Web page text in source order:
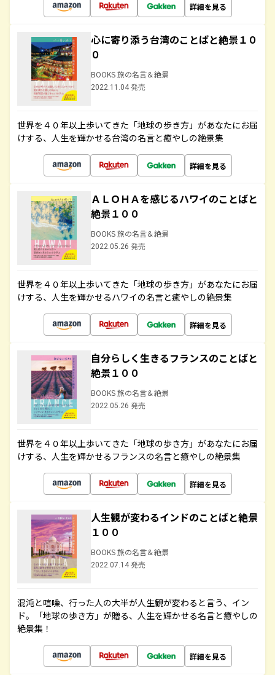
詳細を見る
心に寄り添う台湾のことばと絶景１０
０
BOOKS 旅の名言＆絶景
2022.11.04 発売
世界を４０年以上歩いてきた「地球の歩き方」があなたにお届
けする、人生を輝かせる台湾の名言と癒やしの絶景集
詳細を見る
ＡＬＯＨＡを感じるハワイのことばと
絶景１００
BOOKS 旅の名言＆絶景
2022.05.26 発売
世界を４０年以上歩いてきた「地球の歩き方」があなたにお届
けする、人生を輝かせるハワイの名言と癒やしの絶景集
詳細を見る
自分らしく生きるフランスのことばと
絶景１００
BOOKS 旅の名言＆絶景
2022.05.26 発売
世界を４０年以上歩いてきた「地球の歩き方」があなたにお届
けする、人生を輝かせるフランスの名言と癒やしの絶景集
詳細を見る
人生観が変わるインドのことばと絶景
１００
BOOKS 旅の名言＆絶景
2022.07.14 発売
混沌と喧噪、行った人の大半が人生観が変わると言う、イン
ド。「地球の歩き方」が贈る、人生を輝かせる名言と癒やしの
絶景集！
詳細を見る